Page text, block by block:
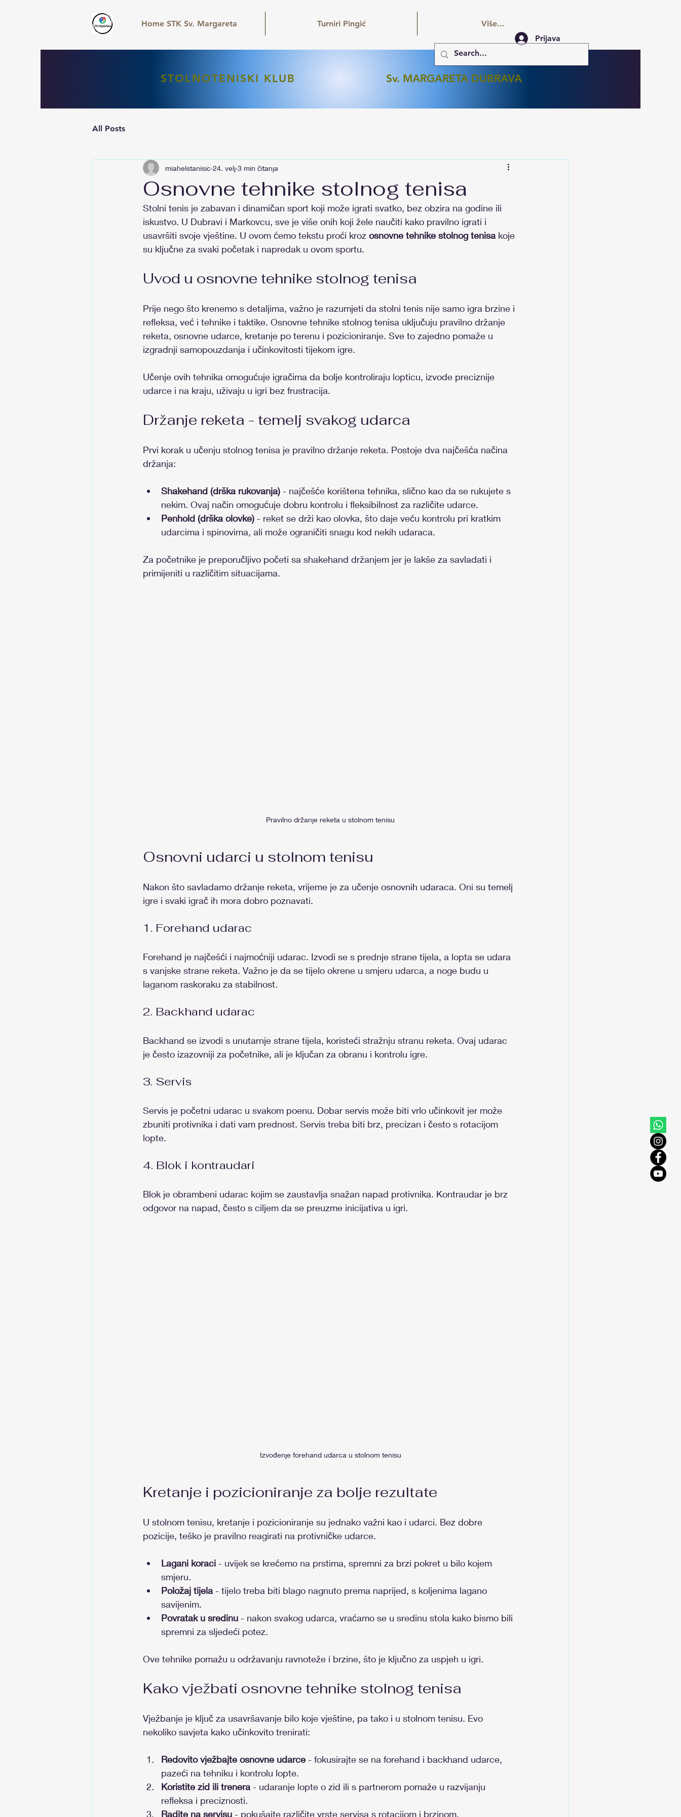
Home STK Sv. Margareta Turniri Pingić Više...
STOLNOTENISKI KLUB Sv. MARGARETA DUBRAVA
Prijava
All Posts
Osnovne tehnike stolnog tenisa
miahelstanisic 24. velj 3 min čitanja
Stolni tenis je zabavan i dinamičan sport koji može igrati svatko, bez obzira na godine ili
iskustvo. U Dubravi i Markovcu, sve je više onih koji žele naučiti kako pravilno igrati i
usavršiti svoje vještine. U ovom ćemo tekstu proći kroz osnovne tehnike stolnog tenisa koje
su ključne za svaki početak i napredak u ovom sportu.
Uvod u osnovne tehnike stolnog tenisa
Prije nego što krenemo s detaljima, važno je razumjeti da stolni tenis nije samo igra brzine i
refleksa, već i tehnike i taktike. Osnovne tehnike stolnog tenisa uključuju pravilno držanje
reketa, osnovne udarce, kretanje po terenu i pozicioniranje. Sve to zajedno pomaže u
izgradnji samopouzdanja i učinkovitosti tijekom igre.
Učenje ovih tehnika omogućuje igračima da bolje kontroliraju lopticu, izvode preciznije
udarce i na kraju, uživaju u igri bez frustracija.
Držanje reketa - temelj svakog udarca
Prvi korak u učenju stolnog tenisa je pravilno držanje reketa. Postoje dva najčešća načina
držanja:
Shakehand (drška rukovanja) - najčešće korištena tehnika, slično kao da se rukujete s
nekim. Ovaj način omogućuje dobru kontrolu i fleksibilnost za različite udarce.
Penhold (drška olovke) - reket se drži kao olovka, što daje veću kontrolu pri kratkim
udarcima i spinovima, ali može ograničiti snagu kod nekih udaraca.
Za početnike je preporučljivo početi sa shakehand držanjem jer je lakše za savladati i
primijeniti u različitim situacijama.
Pravilno držanje reketa u stolnom tenisu
Osnovni udarci u stolnom tenisu
Nakon što savladamo držanje reketa, vrijeme je za učenje osnovnih udaraca. Oni su temelj
igre i svaki igrač ih mora dobro poznavati.
1. Forehand udarac
Forehand je najčešći i najmoćniji udarac. Izvodi se s prednje strane tijela, a lopta se udara
s vanjske strane reketa. Važno je da se tijelo okrene u smjeru udarca, a noge budu u
laganom raskoraku za stabilnost.
2. Backhand udarac
Backhand se izvodi s unutarnje strane tijela, koristeći stražnju stranu reketa. Ovaj udarac
je često izazovniji za početnike, ali je ključan za obranu i kontrolu igre.
3. Servis
Servis je početni udarac u svakom poenu. Dobar servis može biti vrlo učinkovit jer može
zbuniti protivnika i dati vam prednost. Servis treba biti brz, precizan i često s rotacijom
lopte.
4. Blok i kontraudari
Blok je obrambeni udarac kojim se zaustavlja snažan napad protivnika. Kontraudar je brz
odgovor na napad, često s ciljem da se preuzme inicijativa u igri.
Izvođenje forehand udarca u stolnom tenisu
Kretanje i pozicioniranje za bolje rezultate
U stolnom tenisu, kretanje i pozicioniranje su jednako važni kao i udarci. Bez dobre
pozicije, teško je pravilno reagirati na protivničke udarce.
Lagani koraci - uvijek se krećemo na prstima, spremni za brzi pokret u bilo kojem
smjeru.
Položaj tijela - tijelo treba biti blago nagnuto prema naprijed, s koljenima lagano
savijenim.
Povratak u sredinu - nakon svakog udarca, vraćamo se u sredinu stola kako bismo bili
spremni za sljedeći potez.
Ove tehnike pomažu u održavanju ravnoteže i brzine, što je ključno za uspjeh u igri.
Kako vježbati osnovne tehnike stolnog tenisa
Vježbanje je ključ za usavršavanje bilo koje vještine, pa tako i u stolnom tenisu. Evo
nekoliko savjeta kako učinkovito trenirati:
Redovito vježbajte osnovne udarce - fokusirajte se na forehand i backhand udarce,
pazeći na tehniku i kontrolu lopte.
Koristite zid ili trenera - udaranje lopte o zid ili s partnerom pomaže u razvijanju
refleksa i preciznosti.
Radite na servisu - pokušajte različite vrste servisa s rotacijom i brzinom.